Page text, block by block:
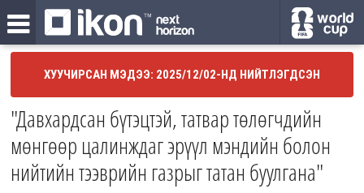
ХУУЧИРСАН МЭДЭЭ: 2025/12/02-НД НИЙТЛЭГДСЭН
"Давхардсан бүтэцтэй, татвар төлөгчдийн
мөнгөөр цалинждаг эрүүл мэндийн болон
нийтийн тээврийн газрыг татан буулгана"